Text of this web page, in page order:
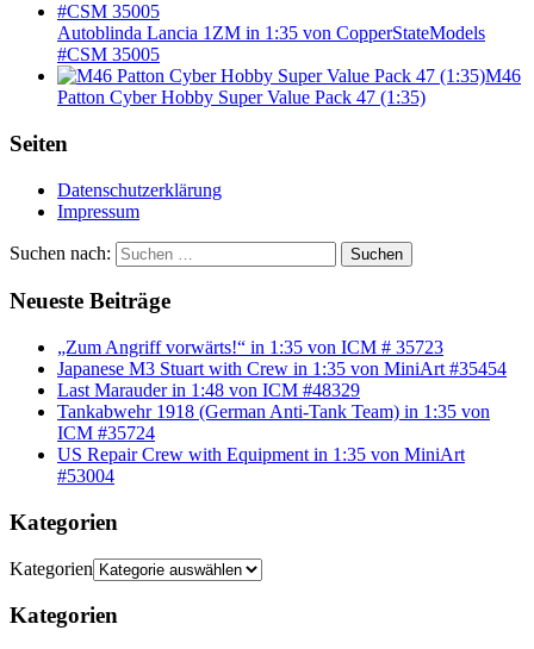
Autoblinda Lancia 1ZM in 1:35 von CopperStateModels
#CSM 35005
M46
Patton Cyber Hobby Super Value Pack 47 (1:35)
Seiten
Datenschutzerklärung
Impressum
Suchen nach: Suchen
Neueste Beiträge
„Zum Angriff vorwärts!“ in 1:35 von ICM # 35723
Japanese M3 Stuart with Crew in 1:35 von MiniArt #35454
Last Marauder in 1:48 von ICM #48329
Tankabwehr 1918 (German Anti-Tank Team) in 1:35 von
ICM #35724
US Repair Crew with Equipment in 1:35 von MiniArt
#53004
Kategorien
Kategorien
Kategorien